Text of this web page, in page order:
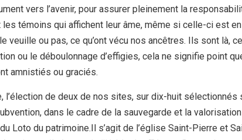
vers l’avenir, pour assurer pleinement la
témoins qui affichent leur âme, même si celle-ci est
veuille ou pas, ce qu’ont vécu nos ancêtres. Ils sont là,
ou le déboulonnage d’effigies, cela ne signifie point
amnistiés ou graciés.
l’élection de deux de nos sites, sur dix-huit sélectionnés
dans le cadre de la sauvegarde et la
Loto du patrimoine.Il s’agit de l’église Saint-Pierre et